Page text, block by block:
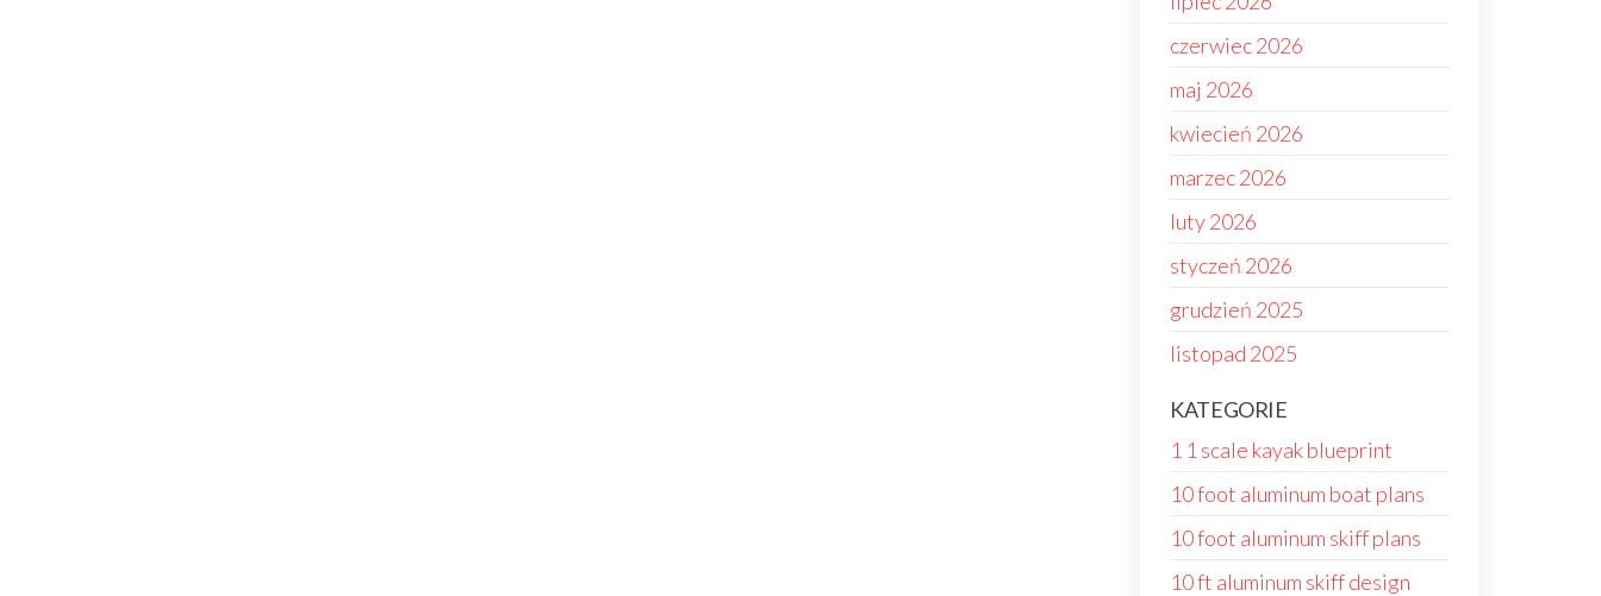
czerwiec 2026
maj 2026
kwiecień 2026
marzec 2026
luty 2026
styczeń 2026
grudzień 2025
listopad 2025
KATEGORIE
1 1 scale kayak blueprint
10 foot aluminum boat plans
10 foot aluminum skiff plans
10 ft aluminum skiff design